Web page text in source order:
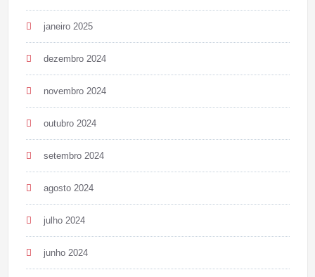
janeiro 2025
dezembro 2024
novembro 2024
outubro 2024
setembro 2024
agosto 2024
julho 2024
junho 2024